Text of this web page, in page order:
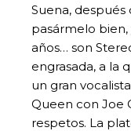
Suena, después
pasármelo
años… son
engrasada, a la
un gran
Queen con Joe
respetos. La